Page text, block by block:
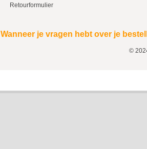
Retourformulier
Wanneer je vragen hebt over je
©